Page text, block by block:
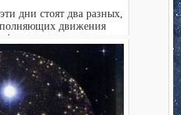
дни стоят два разных,
движения